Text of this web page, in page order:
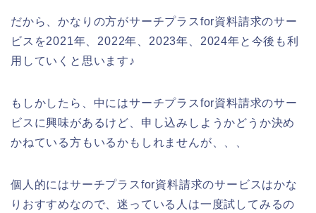
だから、かなりの方がサーチプラスfor資料請求のサー
ビスを2021年、2022年、2023年、2024年と今後も利
用していくと思います♪
もしかしたら、中にはサーチプラスfor資料請求のサー
ビスに興味があるけど、申し込みしようかどうか決め
かねている方もいるかもしれませんが、、、
個人的にはサーチプラスfor資料請求のサービスはかな
りおすすめなので、迷っている人は一度試してみるの